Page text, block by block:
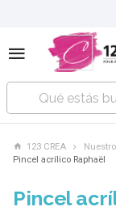
123 CREA
Pincel acrílico Raphaël
Pincel